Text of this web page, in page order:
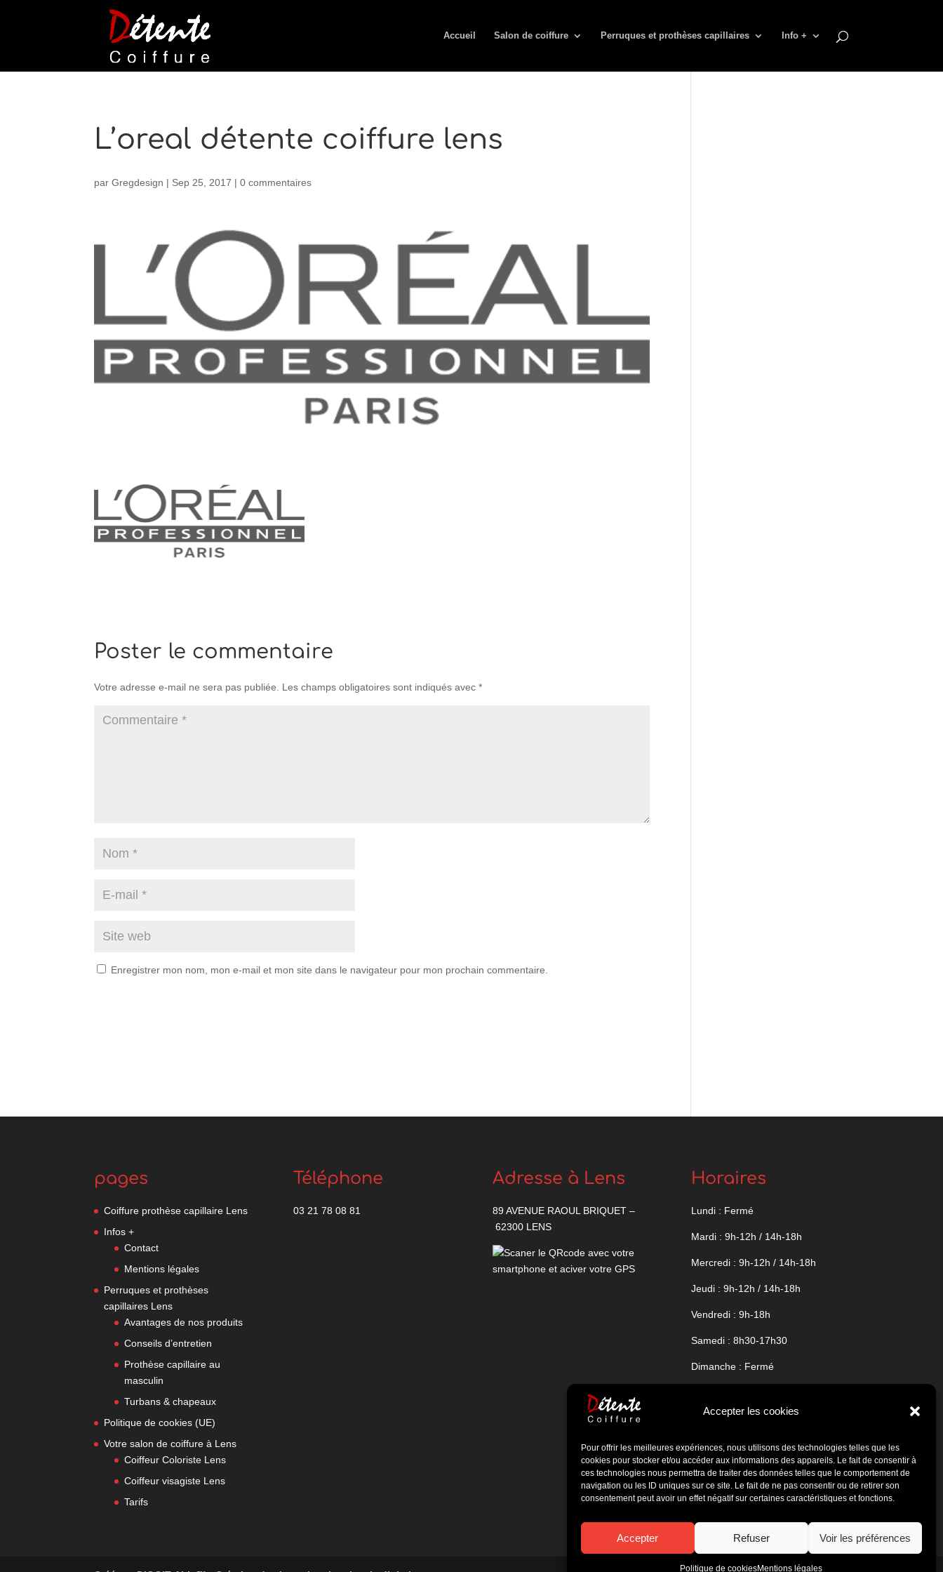
Accepter les cookies
Pour offrir les meilleures expériences, nous utilisons des technologies telles que les
cookies pour stocker et/ou accéder aux informations des appareils. Le fait de consentir à
ces technologies nous permettra de traiter des données telles que le comportement de
navigation ou les ID uniques sur ce site. Le fait de ne pas consentir ou de retirer son
consentement peut avoir un effet négatif sur certaines caractéristiques et fonctions.
Accepter Refuser Voir les préférences
Politique de cookiesMentions légales
Accueil Salon de coiffure Perruques et prothèses capillaires Info +
L’oreal détente coiffure lens
parGregdesign | Sep 25, 2017 |0 commentaires
Poster le commentaire
Votre adresse e-mail ne sera pas publiée. Les champs obligatoires sont indiqués avec*
Enregistrer mon nom, mon e-mail et mon site dans le navigateur pour mon prochain commentaire.
v
:
pages
Coiffure prothèse capillaire Lens
Infos +
Contact
Mentions légales
Perruques et prothèses
capillaires Lens
Avantages de nos produits
Conseils d’entretien
Prothèse capillaire au
masculin
Turbans & chapeaux
Politique de cookies (UE)
Votre salon de coiffure à Lens
Coiffeur Coloriste Lens
Coiffeur visagiste Lens
Tarifs
Téléphone
03 21 78 08 81
Adresse à Lens
89 AVENUE RAOUL BRIQUET –
62300 LENS
Horaires
Lundi : Fermé
Mardi : 9h-12h / 14h-18h
Mercredi : 9h-12h / 14h-18h
Jeudi : 9h-12h / 14h-18h
Vendredi : 9h-18h
Samedi : 8h30-17h30
Dimanche : Fermé